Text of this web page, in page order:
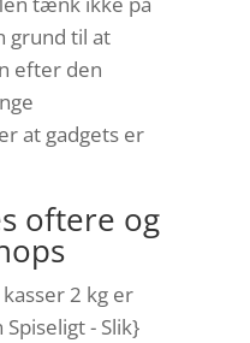
grund til at
efter den
at gadgets er
oftere og
2 kg er
- Slik}